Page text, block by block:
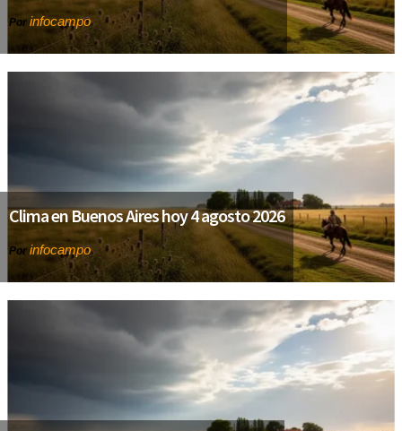
Por infocampo
Clima en Buenos Aires hoy 4 agosto 2026
Por infocampo